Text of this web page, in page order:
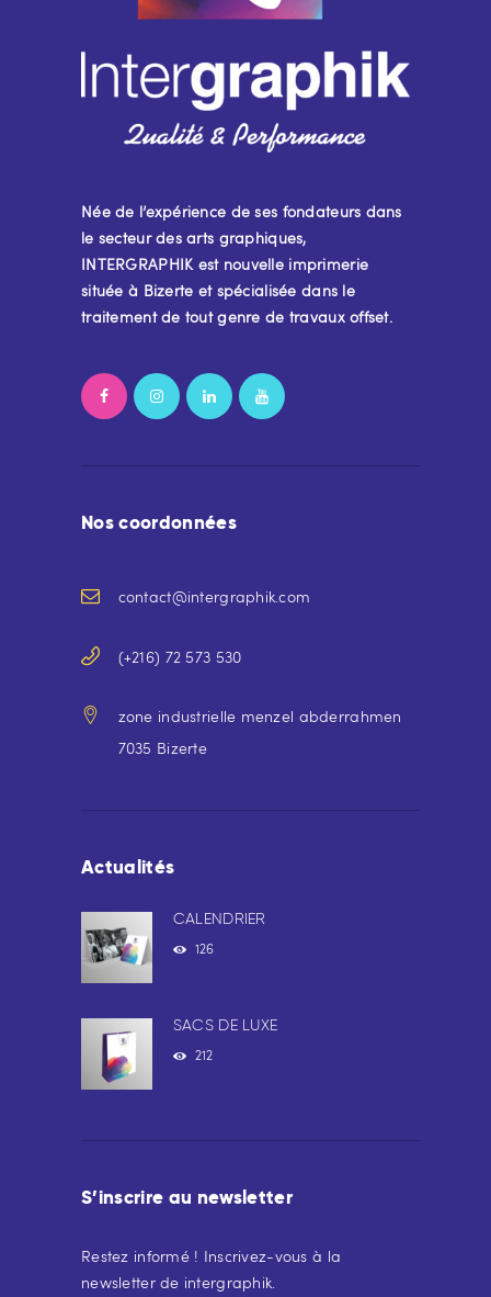
Née de l’expérience de ses fondateurs dans
le secteur des arts graphiques,
INTERGRAPHIK est nouvelle imprimerie
située à Bizerte et spécialisée dans le
traitement de tout genre de travaux offset.
Nos coordonnées
contact@intergraphik.com
(+216) 72 573 530
zone industrielle menzel abderrahmen
7035 Bizerte
Actualités
CALENDRIER
126
SACS DE LUXE
212
S’inscrire au newsletter
Restez informé ! Inscrivez-vous à la
newsletter de intergraphik.